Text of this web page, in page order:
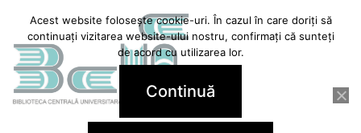
conținut
Acest website folosește cookie-uri. În cazul în care doriți să
continuați vizitarea website-ului nostru, confirmați că sunteți
de acord cu utilizarea lor.
Continuă